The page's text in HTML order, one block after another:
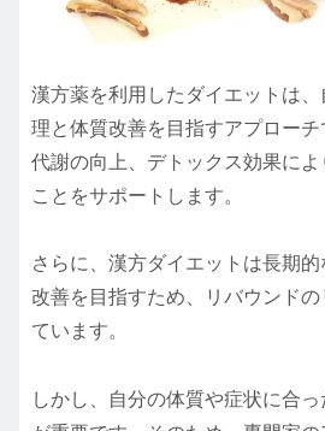
漢方薬を利用したダイエットは
理と体質改善を目指すアプローチ
代謝の向上、デトックス効果に
ことをサポートします。
さらに、漢方ダイエットは長期
改善を目指すため、リバウンド
ています。
しかし、自分の体質や症状に合